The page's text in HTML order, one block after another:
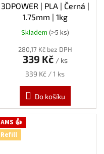
3DPOWER | PLA | Černá |
1.75mm | 1kg
Skladem (>5 ks)
280,17 Kč bez DPH
339 Kč / ks
Měrná
339 Kč / 1 ks
Do košíku
AMS 👍
Refill